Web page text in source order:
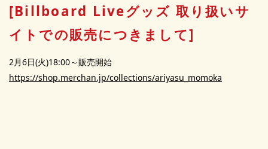
[Billboard Liveグッズ 取り扱いサ
イトでの販売につきまして]
2月6日(火)18:00～販売開始
https://shop.merchan.jp/collections/ariyasu_momoka